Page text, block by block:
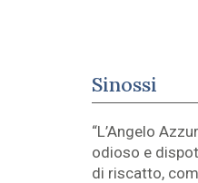
Sinossi
“L’Angelo
odioso e
di riscatto,